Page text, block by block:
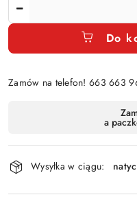
Do
Zamów na telefon! 663 663
dostawa
a
Wysyłka w ciągu: